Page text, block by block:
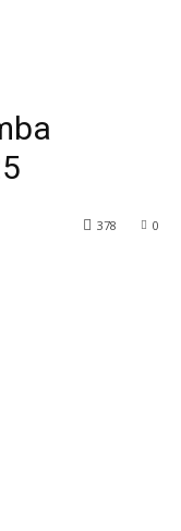
0
378